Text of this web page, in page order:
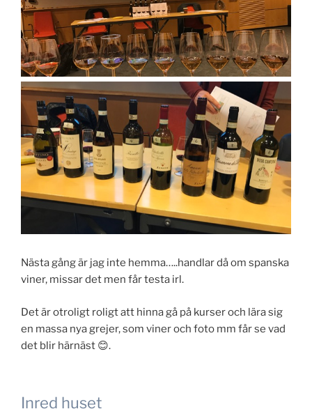
Nästa gång är jag inte hemma…..handlar då om spanska
viner, missar det men får testa irl.
Det är otroligt roligt att hinna gå på kurser och lära sig
en massa nya grejer, som viner och foto mm får se vad
det blir härnäst 😊.
Inred huset